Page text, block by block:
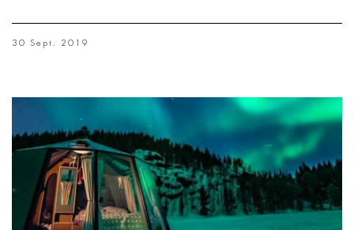
30 Sept. 2019